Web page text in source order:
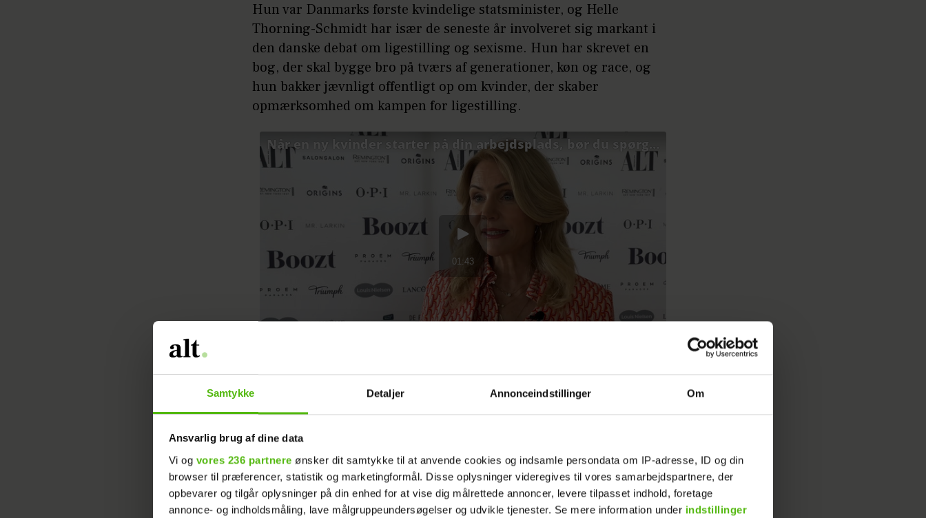
Samtykke Detaljer Annonceindstillinger Om
Ansvarlig brug af dine data
Vi og vores 236 partnere ønsker dit samtykke til at anvende cookies og indsamle persondata om IP-adresse, ID og din
browser til præferencer, statistik og marketingformål. Disse oplysninger videregives til vores samarbejdspartnere, der
opbevarer og tilgår oplysninger på din enhed for at vise dig målrettede annoncer, levere tilpasset indhold, foretage
annonce- og indholdsmåling, lave målgruppeundersøgelser og udvikle tjenester. Se mere information under indstillinger
Hun var Danmarks første kvindelige statsminister, og Helle
Thorning-Schmidt har især de seneste år involveret sig markant i
den danske debat om ligestilling og sexisme. Hun har skrevet en
bog, der skal bygge bro på tværs af generationer, køn og race, og
hun bakker jævnligt offentligt op om kvinder, der skaber
opmærksomhed om kampen for ligestilling.
dens betydning er stadig relevant.
”Jeg har altid godt kunne lide det begreb – måske er det min alder,
der gør, at jeg godt kan lide det, men jeg synes, at det er fantastisk,